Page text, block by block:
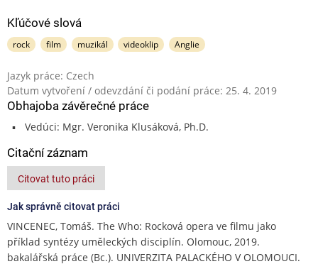
Kľúčové slová
rock film muzikál videoklip Anglie
Jazyk práce: Czech
Datum vytvoření / odevzdání či podání práce: 25. 4. 2019
Obhajoba závěrečné práce
Vedúci: Mgr. Veronika Klusáková, Ph.D.
Citační záznam
Citovat tuto práci
Jak správně citovat práci
VINCENEC, Tomáš. The Who: Rocková opera ve filmu jako
příklad syntézy uměleckých disciplín. Olomouc, 2019.
bakalářská práce (Bc.). UNIVERZITA PALACKÉHO V OLOMOUCI.